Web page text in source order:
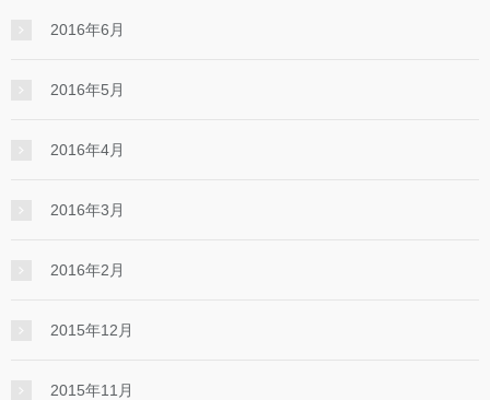
2016年6月
2016年5月
2016年4月
2016年3月
2016年2月
2015年12月
2015年11月